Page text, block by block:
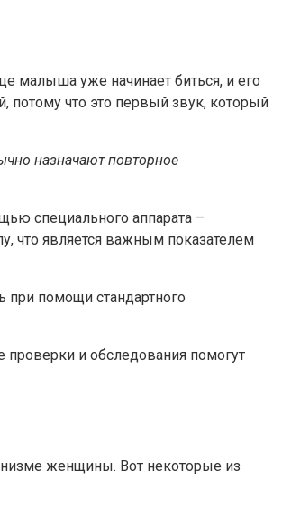
малыша уже начинает биться, и его
что это первый звук, который
назначают повторное
специального аппарата –
что является важным показателем
помощи стандартного
и обследования помогут
женщины. Вот некоторые из